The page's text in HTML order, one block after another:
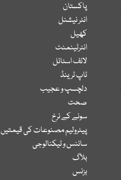
پاکستان
انٹر نیشنل
کھیل
انٹرٹینمنٹ
لائف اسٹائل
ٹاپ ٹرینڈ
دلچسپ و عجیب
صحت
سونے کے نرخ
پیٹرولیم مصنوعات کی قیمتیں
سائنس و ٹیکنالوجی
بلاگ
بزنس